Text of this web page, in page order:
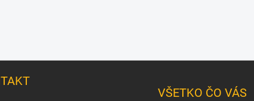
VŠETKO ČO VÁS